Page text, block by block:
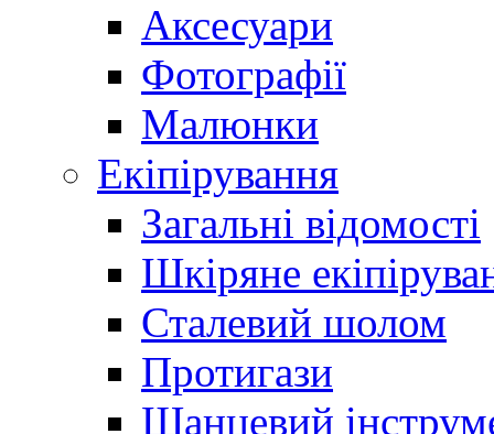
Аксесуари
Фотографії
Малюнки
Екіпірування
Загальні відомості
Шкіряне
Сталевий шолом
Протигази
Шанцевий